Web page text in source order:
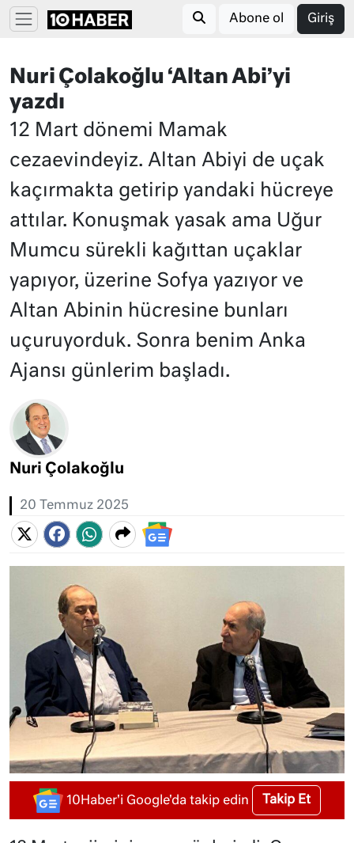
Abone ol Giriş
Nuri Çolakoğlu ‘Altan Abi’yi
yazdı
12 Mart dönemi Mamak
cezaevindeyiz. Altan Abiyi de uçak
kaçırmakta getirip yandaki hücreye
attılar. Konuşmak yasak ama Uğur
Mumcu sürekli kağıttan uçaklar
yapıyor, üzerine Sofya yazıyor ve
Altan Abinin hücresine bunları
uçuruyorduk. Sonra benim Anka
Ajansı günlerim başladı.
Nuri Çolakoğlu
20 Temmuz 2025
10Haber'i Google'da takip edin Takip Et